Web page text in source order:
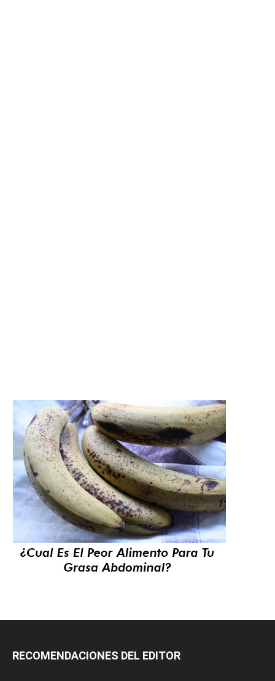
RECOMENDACIONES DEL EDITOR